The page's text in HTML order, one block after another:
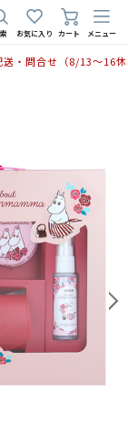
お気に入り カート メニュー
・問合せ（8/13〜16休